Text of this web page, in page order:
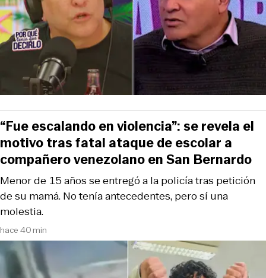
hace 40 min
Menor de 15 años se entregó a la policía tras petición
de su mamá. No tenía antecedentes, pero sí una
molestia.
“Fue escalando en violencia”: se revela el
motivo tras fatal ataque de escolar a
compañero venezolano en San Bernardo